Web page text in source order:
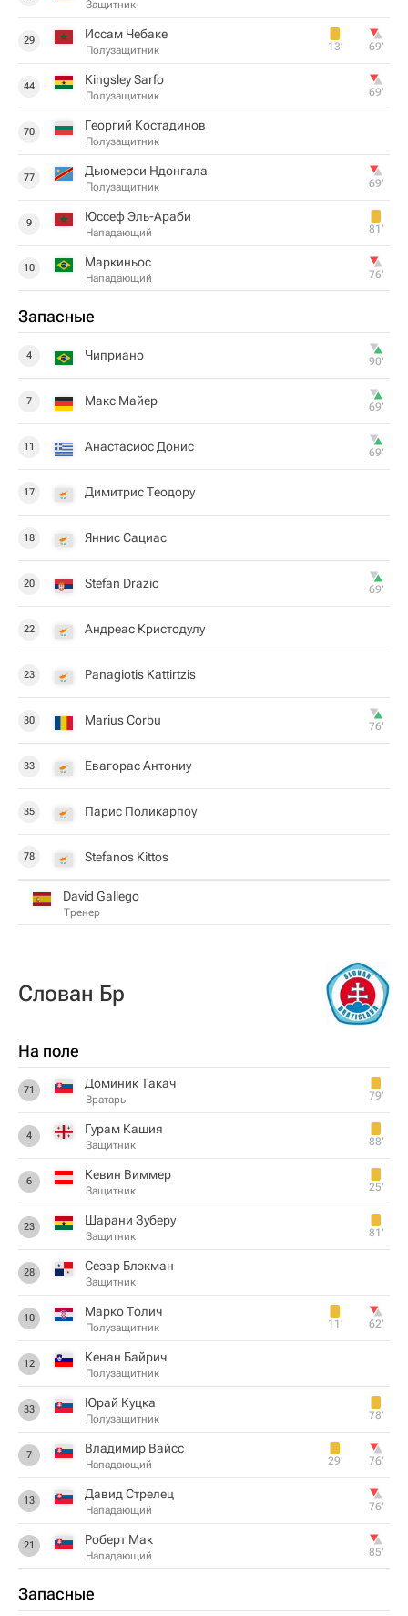
Защитник
29 Иссам Чебаке
Полузащитник 13‎’‎ 69‎’‎
44 Kingsley Sarfo
Полузащитник 69‎’‎
70 Георгий Костадинов
Полузащитник
77 Дьюмерси Ндонгала
Полузащитник 69‎’‎
9 Юссеф Эль-Араби
Нападающий 81‎’‎
10 Маркиньос
Нападающий 76‎’‎
Запасные
4 Чиприано 90‎’‎
7 Макс Майер 69‎’‎
11 Анастасиос Донис 69‎’‎
17 Димитрис Теодору
18 Яннис Сациас
20 Stefan Drazic 69‎’‎
22 Андреас Кристодулу
23 Panagiotis Kattirtzis
30 Marius Corbu 76‎’‎
33 Евагорас Антониу
35 Парис Поликарпоу
78 Stefanos Kittos
David Gallego
Тренер
Слован Бр
На поле
71 Доминик Такач
Вратарь 79‎’‎
4 Гурам Кaшия
Защитник 88‎’‎
6 Кевин Виммер
Защитник 25‎’‎
23 Шарани Зуберу
Защитник 81‎’‎
28 Сезар Блэкман
Защитник
10 Марко Толич
Полузащитник 11‎’‎ 62‎’‎
12 Кенан Байрич
Полузащитник
33 Юрай Куцка
Полузащитник 78‎’‎
7 Владимир Вайсс
Нападающий 29‎’‎ 76‎’‎
13 Давид Стрелец
Нападающий 76‎’‎
21 Роберт Мак
Нападающий 85‎’‎
Запасные